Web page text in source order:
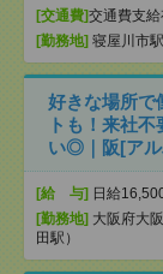
[交通費]交通費支給
[勤務地] 寝屋川市
好きな場所
トも！来社
い◎｜阪[ア
[給 与] 日給
[勤務地] 大阪府大
田駅）